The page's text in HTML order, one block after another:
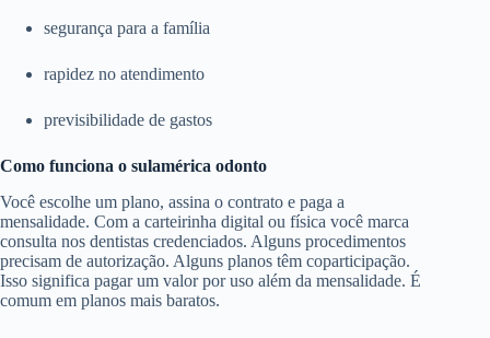
segurança para a família
rapidez no atendimento
previsibilidade de gastos
Como funciona o sulamérica odonto
Você escolhe um plano, assina o contrato e paga a
mensalidade. Com a carteirinha digital ou física você marca
consulta nos dentistas credenciados. Alguns procedimentos
precisam de autorização. Alguns planos têm coparticipação.
Isso significa pagar um valor por uso além da mensalidade. É
comum em planos mais baratos.